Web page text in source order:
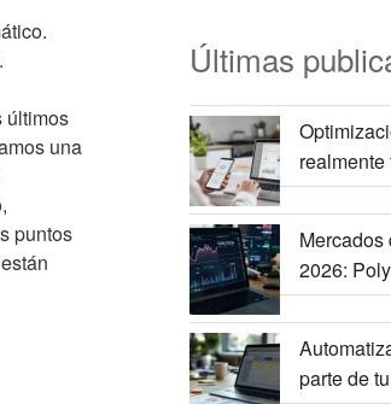
últimos
una
puntos
Últimas
Mercados
2026:
parte de